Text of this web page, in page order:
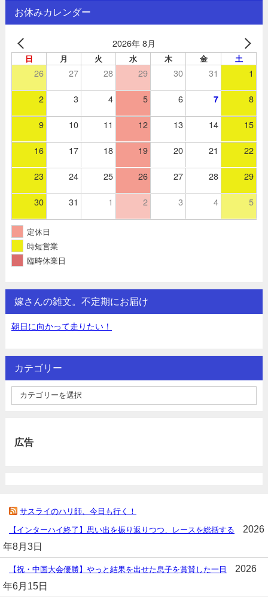
お休みカレンダー
2026年 8月
日 月 火 水 木 金 土
26 27 28 29 30 31 1
2 3 4 5 6 7 8
9 10 11 12 13 14 15
16 17 18 19 20 21 22
23 24 25 26 27 28 29
30 31 1 2 3 4 5
定休日
時短営業
臨時休業日
嫁さんの雑文。不定期にお届け
朝日に向かって走りたい！
カテゴリー
広告
サスライのハリ師、今日も行く！
【インターハイ終了】思い出を振り返りつつ、レースを総括する
2026
年8月3日
【祝・中国大会優勝】やっと結果を出せた息子を賞賛した一日
2026
年6月15日